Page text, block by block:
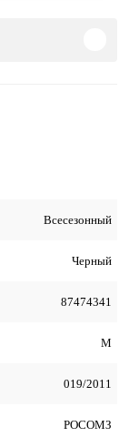
Всесезонный
Черный
87474341
М
019/2011
РОСОМЗ